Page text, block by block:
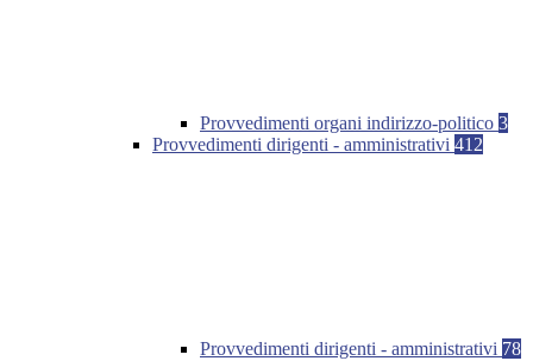
Provvedimenti organi indirizzo-politico 3
Provvedimenti dirigenti - amministrativi 412
Provvedimenti dirigenti - amministrativi 78